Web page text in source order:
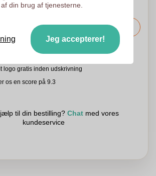
Bed om prisen
muligt at uploade dit logo til den følgende side
logo gratis inden udskrivning
os en score på 9.3
til din bestilling? Chat med vores
kundeservice
din brug af tjenesterne.
Jeg accepterer!